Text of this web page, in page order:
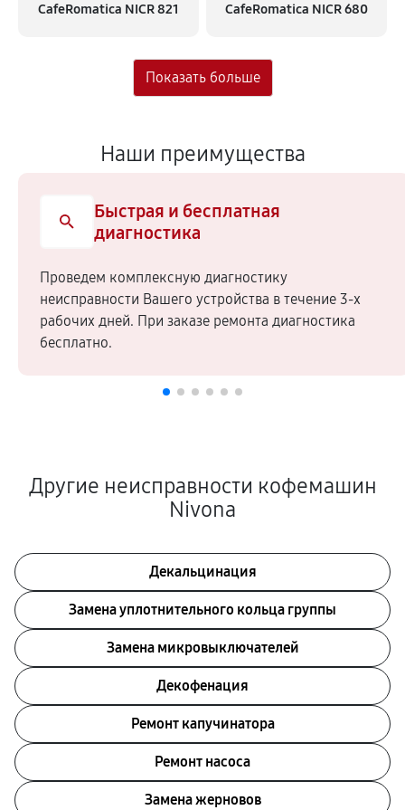
CafeRomatica NICR 821 CafeRomatica NICR 680
Наши преимущества
Быстрая и бесплатная
диагностика
Проведем комплексную диагностику
неисправности Вашего устройства в течение 3-х
рабочих дней. При заказе ремонта диагностика
бесплатно.
Другие неисправности кофемашин
Nivona
Декальцинация
Замена уплотнительного кольца группы
Замена микровыключателей
Декофенация
Ремонт капучинатора
Ремонт насоса
Замена жерновов